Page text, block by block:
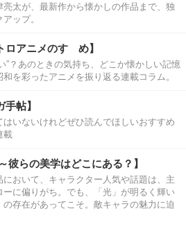
亮太が、最新作から懐かしの作品まで、独
ップ。
ロアニメのすゝめ】
”？あのときの気持ち、どこか懐かしい記憶
を彩ったアニメを振り返る連載コラム。
手帖】
はいないけれどぜひ読んでほしいおすすめ
載
彼らの美学はどこにある？】
において、キャラクター人気や話題は、主
ーに偏りがち。でも、「光」が明るく輝い
存在があってこそ。敵キャラの魅力に迫